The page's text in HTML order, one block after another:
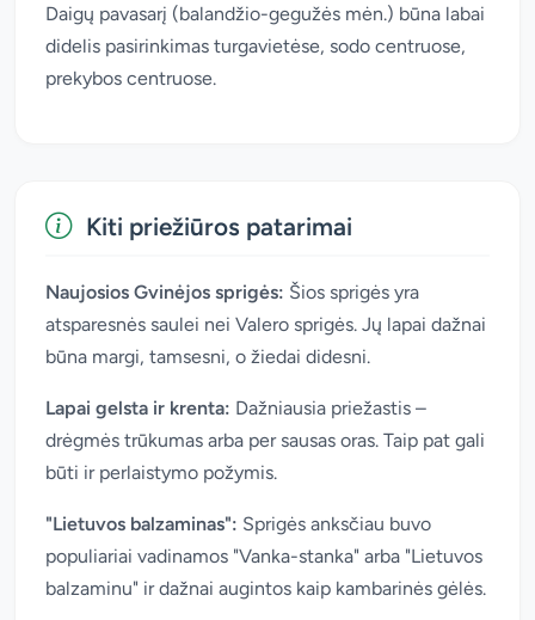
Daigų pavasarį (balandžio-gegužės mėn.) būna labai
didelis pasirinkimas turgavietėse, sodo centruose,
prekybos centruose.
Kiti priežiūros patarimai
Naujosios Gvinėjos sprigės: Šios sprigės yra
atsparesnės saulei nei Valero sprigės. Jų lapai dažnai
būna margi, tamsesni, o žiedai didesni.
Lapai gelsta ir krenta: Dažniausia priežastis –
drėgmės trūkumas arba per sausas oras. Taip pat gali
būti ir perlaistymo požymis.
"Lietuvos balzaminas": Sprigės anksčiau buvo
populiariai vadinamos "Vanka-stanka" arba "Lietuvos
balzaminu" ir dažnai augintos kaip kambarinės gėlės.